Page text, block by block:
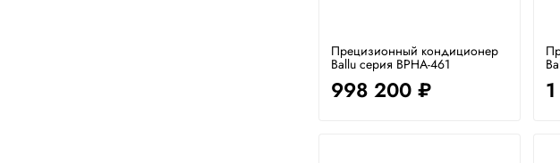
Прецизионный кондиционер
Ballu серия BPHA-461
998 200 ₽